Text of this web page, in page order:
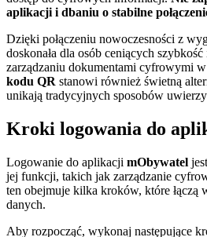
aplikacji i dbaniu o stabilne
Dzięki połączeniu nowoczesności z
doskonała dla osób ceniących
zarządzaniu dokumentami cyfrowymi
kodu QR stanowi również świetną
unikają tradycyjnych sposobów
Kroki logowania do
Logowanie do aplikacji mObywatel
jej funkcji, takich jak zarządzanie
ten obejmuje kilka kroków, które łączą
danych.
Aby rozpocząć, wykonaj następujące